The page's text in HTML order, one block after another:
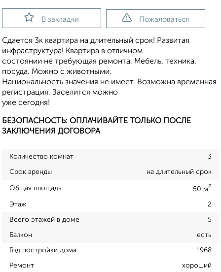
В закладки Пожаловаться
Сдается 3к квартира на длительный срок! Развитая
инфраструктура! Квартира в отличном
состоянии не требующая ремонта. Мебель, техника,
посуда. Можно с животными.
Национальность значения не имеет. Возможна временная
регистрация. Заселится можно
уже сегодня!
БЕЗОПАСНОСТЬ: ОПЛАЧИВАЙТЕ ТОЛЬКО ПОСЛЕ
ЗАКЛЮЧЕНИЯ ДОГОВОРА
Количество комнат 3
Срок аренды на длительный срок
Общая площадь 50 м2
Этаж 2
Всего этажей в доме 5
Балкон есть
Год постройки дома 1968
Ремонт хороший